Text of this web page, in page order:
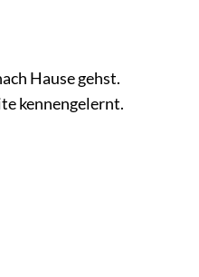
Hause gehst.
kennengelernt.